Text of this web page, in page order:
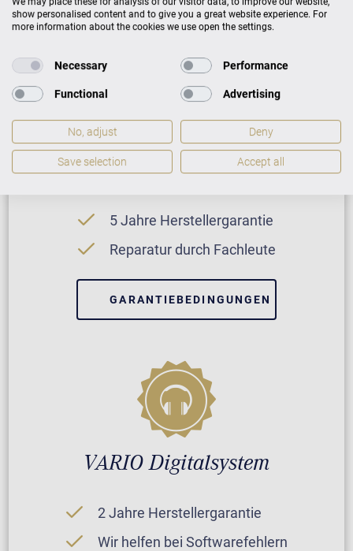
Neuinstrument
5 Jahre Herstellergarantie
Reparatur durch Fachleute
GARANTIEBEDINGUNGEN
VARIO Digitalsystem
2 Jahre Herstellergarantie
Wir helfen bei Softwarefehlern
show personalised content and to give you a great website experience. For
more information about the cookies we use open the settings.
Necessary Performance
Functional Advertising
No, adjust Deny
Save selection Accept all